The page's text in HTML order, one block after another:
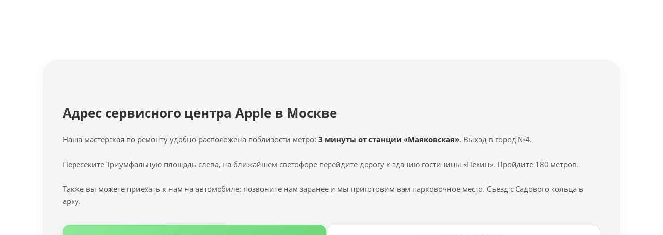
Адрес сервисного центра Apple в Москве
Наша мастерская по ремонту удобно расположена поблизости метро: 3 минуты от станции «Маяковская». Выход в город №4.
Пересеките Триумфальную площадь слева, на ближайшем светофоре перейдите дорогу к зданию гостиницы «Пекин». Пройдите 180 метров.
Также вы можете приехать к нам на автомобиле: позвоните нам заранее и мы приготовим вам парковочное место. Съезд с Садового кольца в
арку.